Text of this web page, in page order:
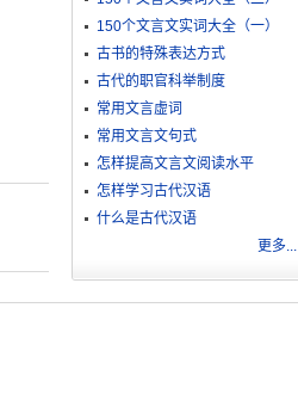
150个文言文实词大全（一）
古书的特殊表达方式
古代的职官科举制度
常用文言虚词
常用文言文句式
怎样提高文言文阅读水平
怎样学习古代汉语
什么是古代汉语
更多...